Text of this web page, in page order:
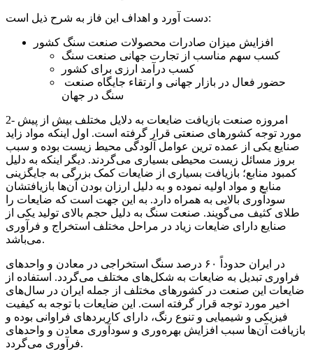
دست آورد و اهداف این فاز به شرح ذیل است:
افزایش میزان صادرات محصولات صنعت سنگ کشور
کسب سهم مناسب از تجارت جهانی صنعت سنگ
کسب درآمد ارزی برای کشور
سنگ در جهان
2- امروزه صنعت بازیافت ضایعات به دلایل مختلف بیش از پیش
مورد توجه کشورهای صنعتی قرار گرفته است. اول اینکه مواد زاید
صنایع یکی از عمده ترین عوامل آلودگی محیط زیست بوده و سبب
بروز مسائل زیست محیطی بسیاری می‌گردند. دیگر اینکه به دلیل
کمبود منابع؛ بازیافت بسیاری از ضایعات کمک بزرگی به جایگزینی
منابع و مواد اولیه نموده و به دلیل ارزان بودن آن‌ها بازیافتشان
سودآوری بالایی به همراه دارد. به این جهت است که ضایعات را
طلای کثیف می‌گویند. صنعت سنگ به دلیل حجم بالای تولید یکی از
صنایع دارای ضایعات زیاد در مراحل مختلف استخراج و فرآوری
می‌باشد.
در ایران حدوداً ۶۰ درصد سنگ استخراجی در معادن و واحدهای
فراوری تبدیل به ضایعات به شکل‌های مختلف می‌گردد. استفاده از
ضایعات این صنعت در کشورهای مختلف از جمله ایران در سال‌های
اخیر مورد توجه قرار گرفته است. این ضایعات با توجه به کیفیت
فیزیکی و شیمیایی و تنوع رنگ، دارای کاربردهای فراوانی بوده و
بازیافت آن‌ها سبب افزایش بهره‌وری و سودآوری معادن و واحدهای
فرآوری می‌گردد.